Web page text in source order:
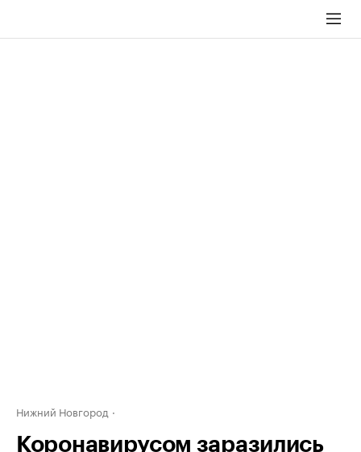
Нижний Новгород
Коронавирусом заразились